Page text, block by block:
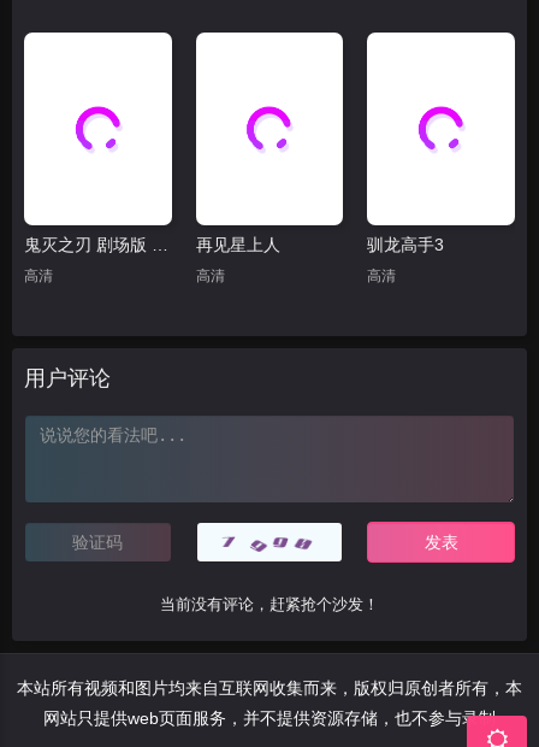
高清
再见星上人
高清
驯龙高手3
高清
用户评论
当前没有评论，赶紧抢个沙发！
本站所有视频和图片均来自互联网收集而来，版权归原创者所有，本
网站只提供web页面服务，并不提供资源存储，也不参与录制